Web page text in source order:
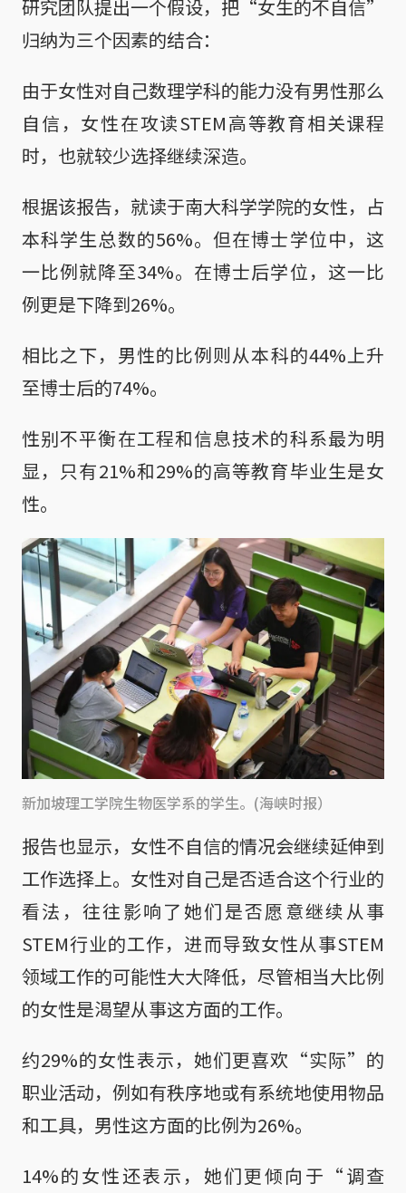
研究团队提出一个假设，把“女生的不自信”
归纳为三个因素的结合：
由于女性对自己数理学科的能力没有男性那么
自信，女性在攻读STEM高等教育相关课程
时，也就较少选择继续深造。
根据该报告，就读于南大科学学院的女性，占
本科学生总数的56%。但在博士学位中，这
一比例就降至34%。在博士后学位，这一比
例更是下降到26%。
相比之下，男性的比例则从本科的44%上升
至博士后的74%。
性别不平衡在工程和信息技术的科系最为明
显，只有21%和29%的高等教育毕业生是女
性。
新加坡理工学院生物医学系的学生。(海峡时报）
报告也显示，女性不自信的情况会继续延伸到
工作选择上。女性对自己是否适合这个行业的
看法，往往影响了她们是否愿意继续从事
STEM行业的工作，进而导致女性从事STEM
领域工作的可能性大大降低，尽管相当大比例
的女性是渴望从事这方面的工作。
约29%的女性表示，她们更喜欢“实际”的
职业活动，例如有秩序地或有系统地使用物品
和工具，男性这方面的比例为26%。
14%的女性还表示，她们更倾向于“调查